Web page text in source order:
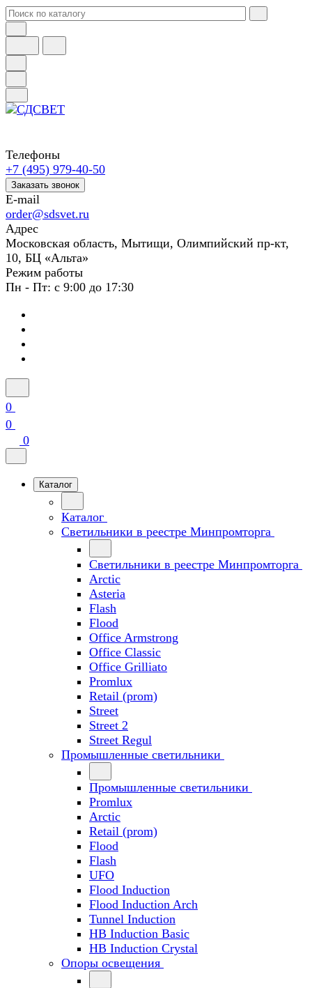
Телефоны
+7 (495) 979-40-50
Заказать звонок
E-mail
order@sdsvet.ru
Адрес
Московская область, Мытищи, Олимпийский пр-кт,
10, БЦ «Альта»
Режим работы
Пн - Пт: с 9:00 до 17:30
0
0
0
Каталог
Каталог
Светильники в реестре Минпромторга
Светильники в реестре Минпромторга
Arctic
Asteria
Flash
Flood
Office Armstrong
Office Classic
Office Grilliato
Promlux
Retail (prom)
Street
Street 2
Street Regul
Промышленные светильники
Промышленные светильники
Promlux
Arctic
Retail (prom)
Flood
Flash
UFO
Flood Induction
Flood Induction Arch
Tunnel Induction
HB Induction Basic
HB Induction Crystal
Опоры освещения